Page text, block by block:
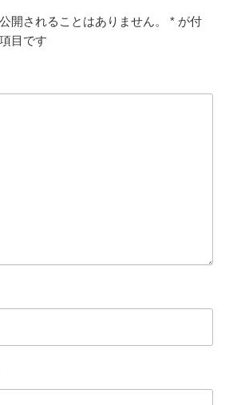
開されることはありません。 * が付
目です